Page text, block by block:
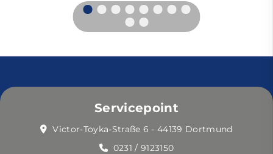
Servicepoint
Victor-Toyka-Straße 6 - 44139 Dortmund
0231 / 9123150